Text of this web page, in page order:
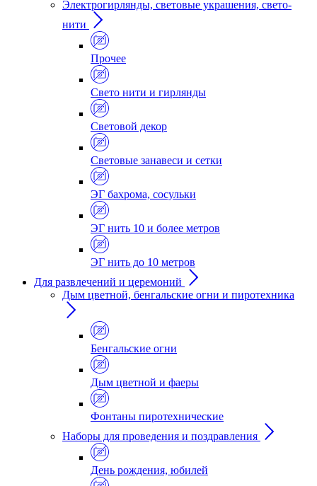
Электрогирлянды, световые украшения, свето-
нити
Прочее
Свето нити и гирлянды
Световой декор
Световые занавеси и сетки
ЭГ бахрома, сосульки
ЭГ нить 10 и более метров
ЭГ нить до 10 метров
Для развлечений и церемоний
Дым цветной, бенгальские огни и пиротехника
Бенгальские огни
Дым цветной и фаеры
Фонтаны пиротехнические
Наборы для проведения и поздравления
День рождения, юбилей